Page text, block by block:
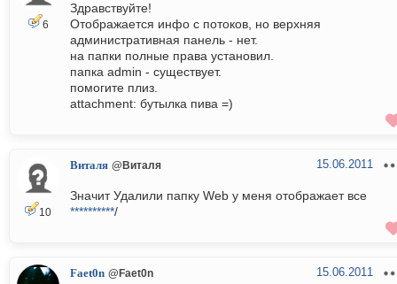
6
Здравствуйте!
Отображается инфо с потоков, но верхняя
административная панель - нет.
на папки полные права установил.
папка admin - существует.
помогите плиз.
attachment: бутылка пива =)
10
Виталя @Виталя 15.06.2011
Значит Удалили папку Web у меня отображает все
**********/
Faet0n @Faet0n 15.06.2011